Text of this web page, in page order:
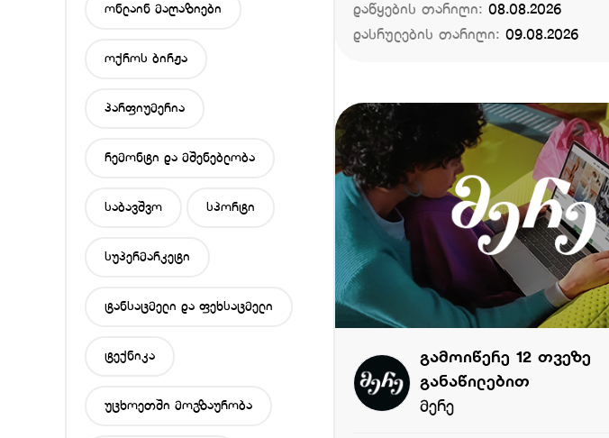
ონლაინ მაღაზიები
ოქროს ბირჟა
პარფიუმერია
რემონტი და მშენებლობა
საბავშვო სპორტი
სუპერმარკეტი
ტანსაცმელი და ფეხსაცმელი
ტექნიკა
უცხოეთში მოგზაურობა
დაწყების თარიღი: 08.08.2026
დასრულების თარიღი: 09.08.2026
გამოიწერე 12 თვეზე
განაწილებით
მერე